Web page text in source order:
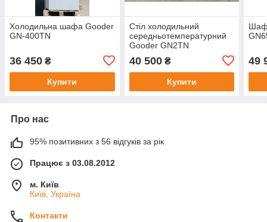
Холодильна шафа Gooder
GN-400TN
36 450 ₴
Купити
Стіл холодильний
середньотемпературний
Gooder GN2TN
40 500₴
Купити
49
Про нас
95% позитивних з 56 відгуків за рік
Працює з 03.08.2012
м. Київ
Київ, Україна
Контакти